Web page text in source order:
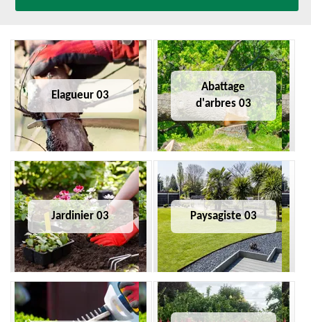
Elagueur 03
Abattage
d'arbres 03
Jardinier 03 Paysagiste 03